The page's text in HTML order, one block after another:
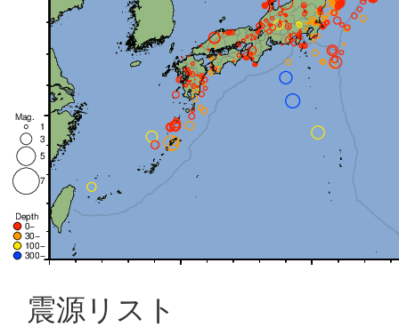
震源リスト